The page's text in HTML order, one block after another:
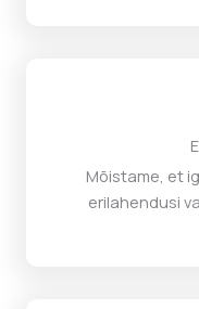
Mõistame, et
erilahendusi